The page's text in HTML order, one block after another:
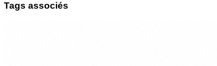
Tags associés